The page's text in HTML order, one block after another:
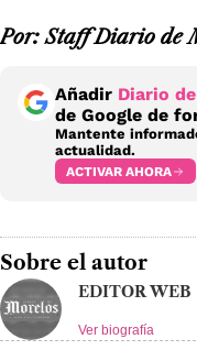
Por: Staff Diario de
Añadir Diario
de Google de
Mantente
actualidad.
ACTIVAR AHORA
Sobre el autor
EDITOR WEB
Ver biografía